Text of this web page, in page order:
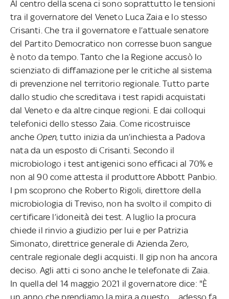
Al centro della scena ci sono soprattutto le tensioni
tra il governatore del Veneto Luca Zaia e lo stesso
Crisanti. Che tra il governatore e l’attuale senatore
del Partito Democratico non corresse buon sangue
è noto da tempo. Tanto che la Regione accusò lo
scienziato di diffamazione per le critiche al sistema
di prevenzione nel territorio regionale. Tutto parte
dallo studio che screditava i test rapidi acquistati
dal Veneto e da altre cinque regioni. E dai colloqui
telefonici dello stesso Zaia. Come ricostruisce
anche Open, tutto inizia da un’inchiesta a Padova
nata da un esposto di Crisanti. Secondo il
microbiologo i test antigenici sono efficaci al 70% e
non al 90 come attesta il produttore Abbott Panbio.
I pm scoprono che Roberto Rigoli, direttore della
microbiologia di Treviso, non ha svolto il compito di
certificare l’idoneità dei test. A luglio la procura
chiede il rinvio a giudizio per lui e per Patrizia
Simonato, direttrice generale di Azienda Zero,
centrale regionale degli acquisti. Il gip non ha ancora
deciso. Agli atti ci sono anche le telefonate di Zaia.
In quella del 14 maggio 2021 il governatore dice: "È
un anno che prendiamo la mira a questo… adesso fa